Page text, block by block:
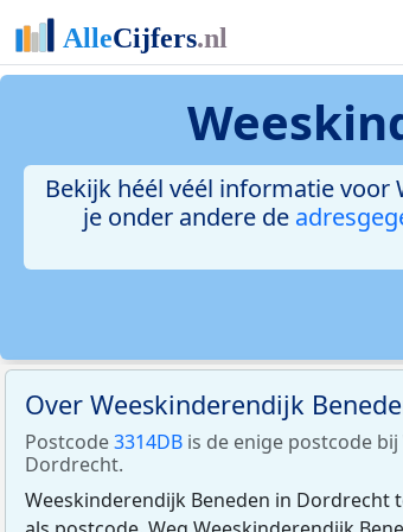
Bekijk héél véél informatie voor
je onder andere de
Over Weeskinderendijk
Postcode3314DB is de enige postcode
Dordrecht.
Weeskinderendijk Beneden in Dordrecht